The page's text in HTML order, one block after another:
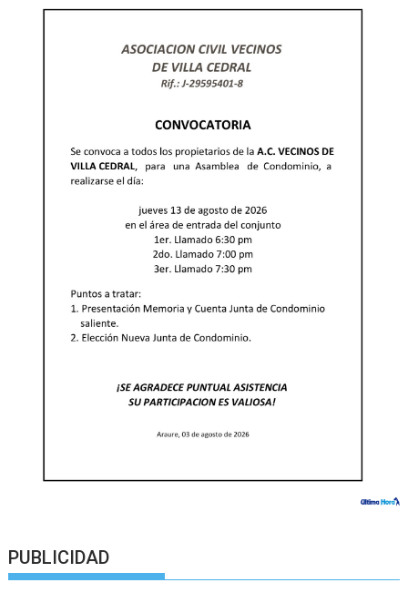
PUBLICIDAD